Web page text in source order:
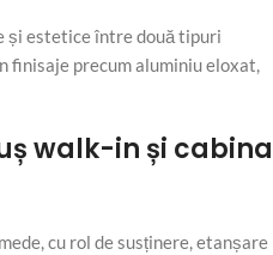
și estetice între două tipuri
finisaje precum aluminiu eloxat,
walk-in și cabina
cu rol de susținere, etanșare